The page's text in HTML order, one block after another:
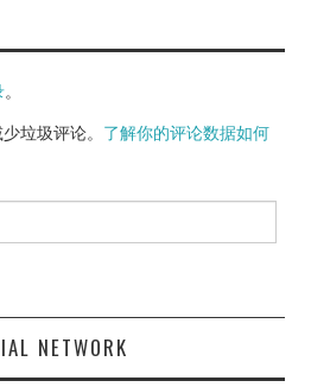
。
垃圾评论。 了解你的评论数据如何
NETWORK